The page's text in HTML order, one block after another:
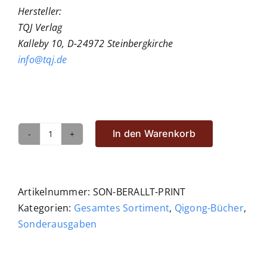
Hersteller:
TQJ Verlag
Kalleby 10, D-24972 Steinbergkirche
info@tqj.de
Qigong
und
Beruf
Menge
In den Warenkorb
Artikelnummer: SON-BERALLT-PRINT
Kategorien: Gesamtes Sortiment, Qigong-Bücher,
Sonderausgaben